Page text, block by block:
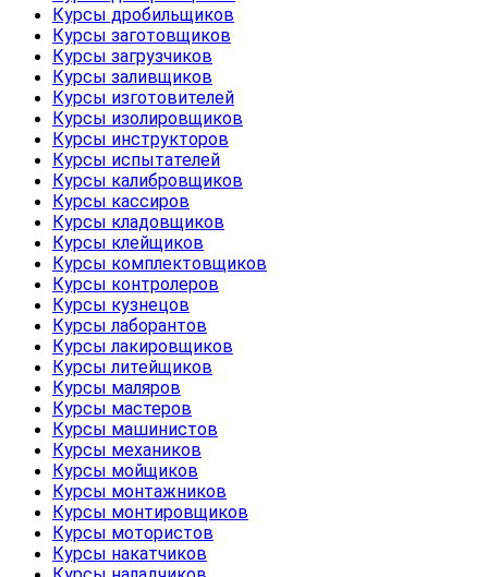
Курсы дробильщиков
Курсы заготовщиков
Курсы загрузчиков
Курсы заливщиков
Курсы изготовителей
Курсы изолировщиков
Курсы инструкторов
Курсы испытателей
Курсы калибровщиков
Курсы кассиров
Курсы кладовщиков
Курсы клейщиков
Курсы комплектовщиков
Курсы контролеров
Курсы кузнецов
Курсы лаборантов
Курсы лакировщиков
Курсы литейщиков
Курсы маляров
Курсы мастеров
Курсы машинистов
Курсы механиков
Курсы мойщиков
Курсы монтажников
Курсы монтировщиков
Курсы мотористов
Курсы накатчиков